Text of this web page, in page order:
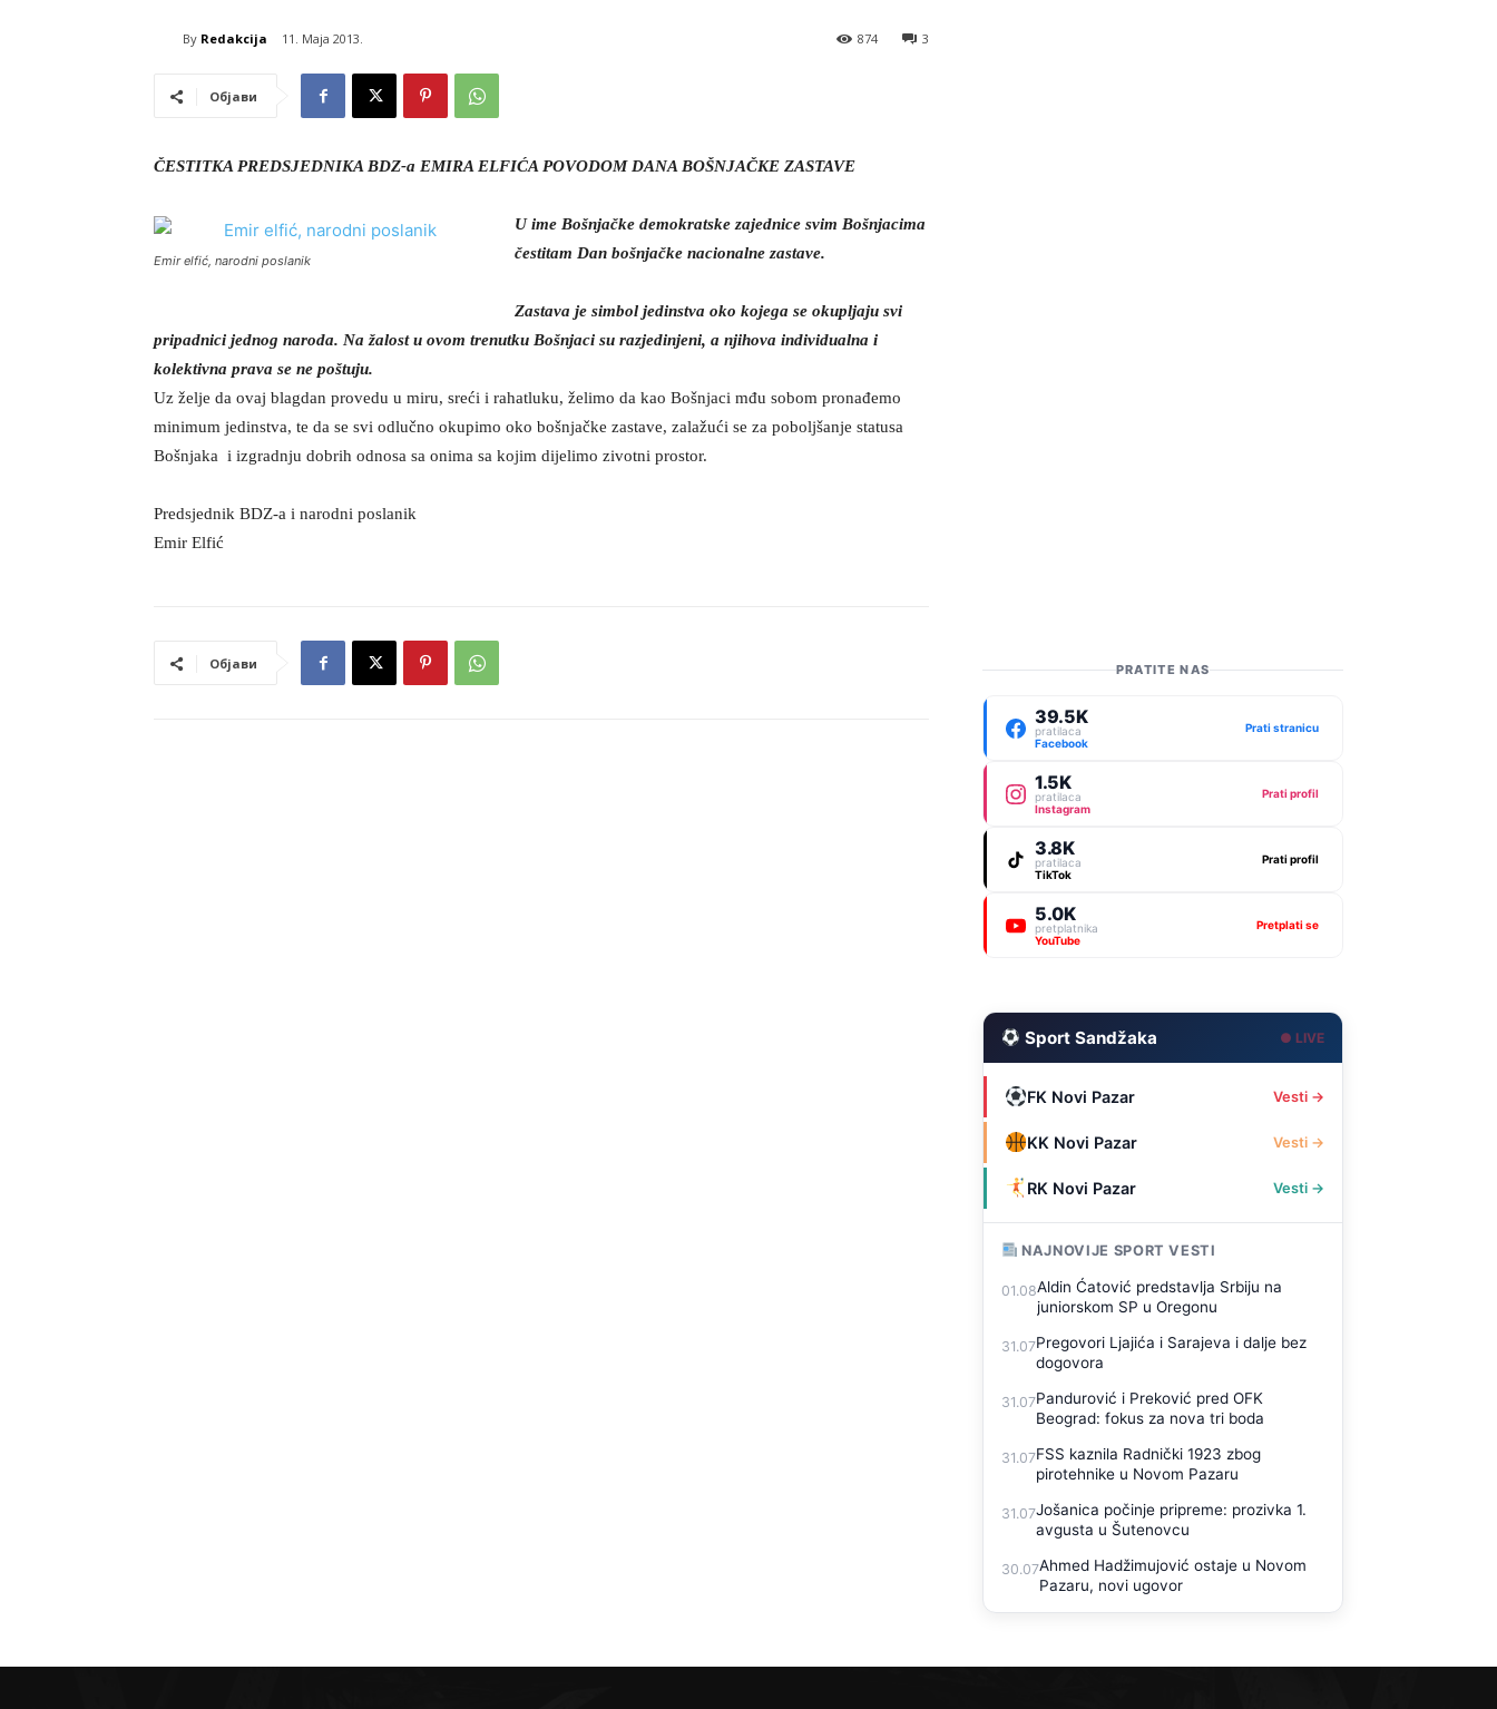
By Redakcija 11. Maja 2013. 3
874
Објави
ČESTITKA PREDSJEDNIKA BDZ-a EMIRA ELFIĆA POVODOM DANA BOŠNJAČKE ZASTAVE
Emir elfić, narodni poslanik
U ime Bošnjačke demokratske zajednice svim Bošnjacima
čestitam Dan bošnjačke nacionalne zastave.
Zastava je simbol jedinstva oko kojega se okupljaju svi
pripadnici jednog naroda. Na žalost u ovom trenutku Bošnjaci su razjedinjeni, a njihova individualna i
kolektivna prava se ne poštuju.
Uz želje da ovaj blagdan provedu u miru, sreći i rahatluku, želimo da kao Bošnjaci mđu sobom pronađemo
minimum jedinstva, te da se svi odlučno okupimo oko bošnjačke zastave, zalažući se za poboljšanje statusa
Bošnjaka i izgradnju dobrih odnosa sa onima sa kojim dijelimo zivotni prostor.
Predsjednik BDZ-a i narodni poslanik
Emir Elfić
Објави PRATITE NAS
39.5K
pratilaca
Facebook
Prati stranicu
1.5K
pratilaca
Instagram
Prati profil
3.8K
pratilaca
TikTok
Prati profil
5.0K
pretplatnika
YouTube
Pretplati se
Sport Sandžaka ● LIVE
FK Novi Pazar Vesti →
KK Novi Pazar Vesti →
RK Novi Pazar Vesti →
NAJNOVIJE SPORT VESTI
01.08Aldin Ćatović predstavlja Srbiju na
juniorskom SP u Oregonu
31.07Pregovori Ljajića i Sarajeva i dalje bez
dogovora
31.07Pandurović i Preković pred OFK
Beograd: fokus za nova tri boda
31.07FSS kaznila Radnički 1923 zbog
pirotehnike u Novom Pazaru
31.07Jošanica počinje pripreme: prozivka 1.
avgusta u Šutenovcu
30.07Ahmed Hadžimujović ostaje u Novom
Pazaru, novi ugovor